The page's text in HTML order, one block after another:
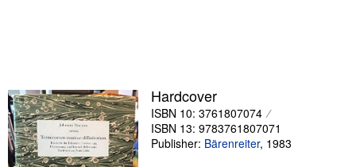
Sellers
Start Selling
Help
Hardcover
ISBN 10: 3761807074
ISBN 13: 9783761807071
Publisher: Bärenreiter, 1983